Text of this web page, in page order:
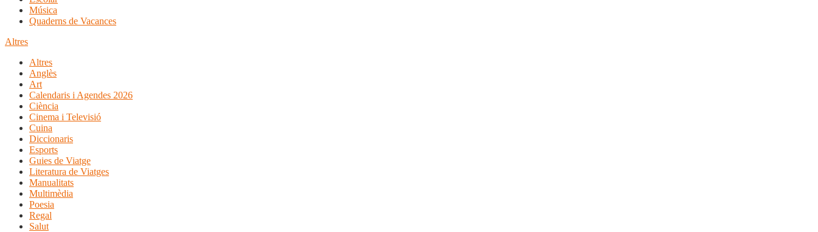
Música
Quaderns de Vacances
Altres
Altres
Anglès
Art
Calendaris i Agendes 2026
Ciència
Cinema i Televisió
Cuina
Diccionaris
Esports
Guies de Viatge
Literatura de Viatges
Manualitats
Multimèdia
Poesia
Regal
Salut